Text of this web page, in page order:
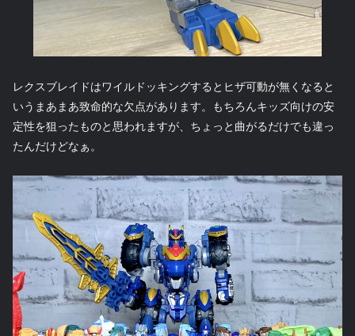
レクスブレイドはワイルドッキングするとヒザ可動が無くなると
いうまあまあ致命的な欠点があります。もちろんキッズ向けの安
定性を狙ったものと思われますが、ちょっと曲がるだけでも違っ
たんだけどなぁ。